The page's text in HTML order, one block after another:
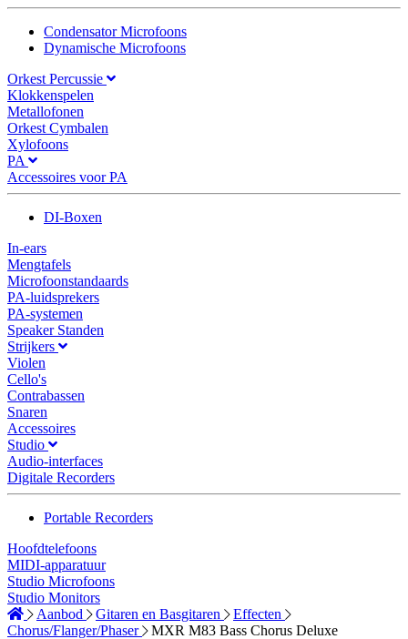
Condensator Microfoons
Dynamische Microfoons
Orkest Percussie
Klokkenspelen
Metallofonen
Orkest Cymbalen
Xylofoons
PA
Accessoires voor PA
DI-Boxen
In-ears
Mengtafels
Microfoonstandaards
PA-luidsprekers
PA-systemen
Speaker Standen
Strijkers
Violen
Cello's
Contrabassen
Snaren
Accessoires
Studio
Audio-interfaces
Digitale Recorders
Portable Recorders
Hoofdtelefoons
MIDI-apparatuur
Studio Microfoons
Studio Monitors
Aanbod
Gitaren en Basgitaren
Effecten
Chorus/Flanger/Phaser
MXR M83 Bass Chorus Deluxe